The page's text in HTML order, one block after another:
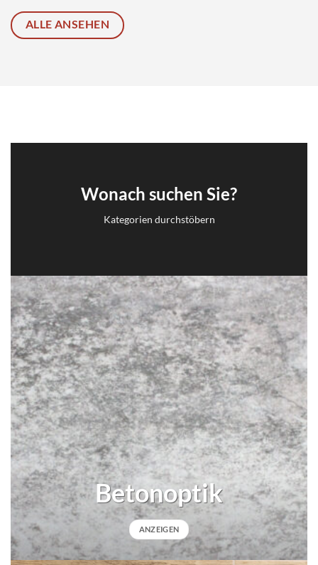
ALLE ANSEHEN
Wonach suchen Sie?
Kategorien durchstöbern
Betonoptik
ANZEIGEN